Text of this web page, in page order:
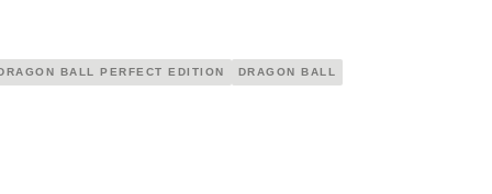
BALL PERFECT EDITION DRAGON BALL